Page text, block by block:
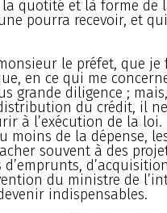
quotité et là forme de
pourra recevoir, et
le préfet, que
en ce qui me
grande diligence ;
du crédit, il
à l’exécution de la loi.
moins de la dépense,
souvent à des
du ministre de
indispensables.